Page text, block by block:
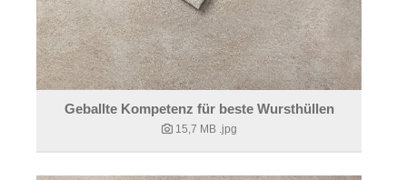
Geballte Kompetenz für beste Wursthüllen
15,7 MB .jpg